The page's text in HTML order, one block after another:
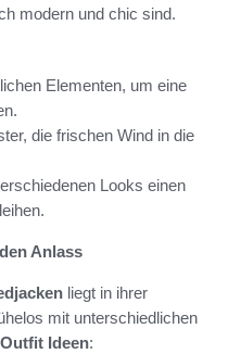
modern und chic sind.
Elementen, um eine
die frischen Wind in die
Looks einen
Anlass
liegt in ihrer
mit unterschiedlichen
Outfit Ideen: